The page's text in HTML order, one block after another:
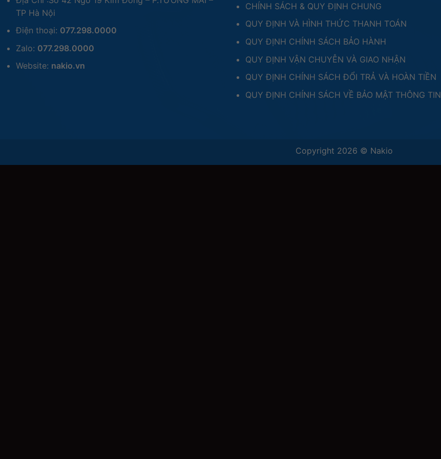
TP Hà Nội
Điện thoại: 077.298.0000
Zalo: 077.298.0000
Website: nakio.vn
CHÍNH SÁCH & QUY ĐỊNH CHUNG
QUY ĐỊNH VÀ HÌNH THỨC THANH TOÁN
QUY ĐỊNH CHÍNH SÁCH BẢO HÀNH
QUY ĐỊNH VẬN CHUYỄN VÀ GIAO NHẬN
QUY ĐỊNH CHÍNH SÁCH ĐỔI TRẢ VÀ HOÀN TIỀN
QUY ĐỊNH CHÍNH SÁCH VỀ BẢO MẬT THÔNG TIN
Copyright 2026 © Nakio